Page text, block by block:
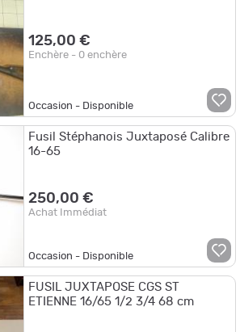
125,00 €
Enchère - 0 enchère
Occasion - Disponible
Fusil Stéphanois Juxtaposé Calibre
16-65
250,00 €
Achat Immédiat
Occasion - Disponible
FUSIL JUXTAPOSE CGS ST
ETIENNE 16/65 1/2 3/4 68 cm